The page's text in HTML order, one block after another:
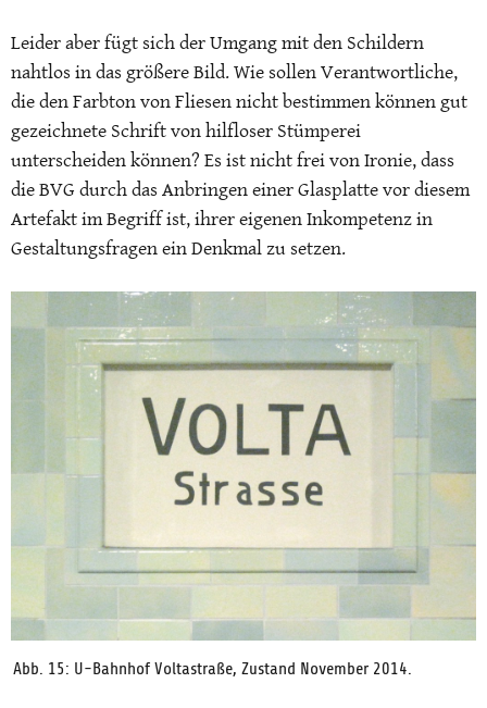
Leider aber fügt sich der Umgang mit den Schildern
nahtlos in das größere Bild. Wie sollen Verantwortliche,
die den Farbton von Fliesen nicht bestimmen können gut
gezeichnete Schrift von hilfloser Stümperei
unterscheiden können? Es ist nicht frei von Ironie, dass
die BVG durch das Anbringen einer Glasplatte vor diesem
Artefakt im Begriff ist, ihrer eigenen Inkompetenz in
Gestaltungsfragen ein Denkmal zu setzen.
Abb. 15: U-Bahnhof Voltastraße, Zustand November 2014.